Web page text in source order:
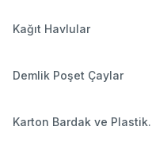
Kağıt Havlular
Demlik Poşet Çaylar
Karton Bardak ve Plastik